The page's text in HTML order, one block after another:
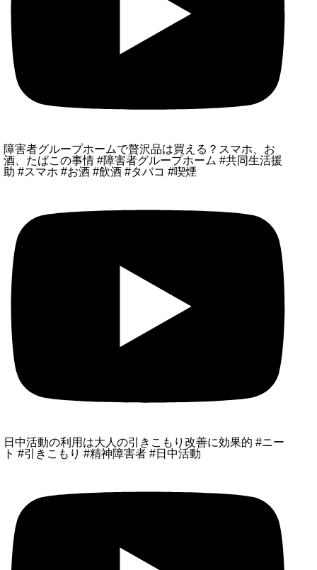
障害者グループホームで贅沢品は買える？スマホ、お
酒、たばこの事情 #障害者グループホーム #共同生活援
助 #スマホ #お酒 #飲酒 #タバコ #喫煙
日中活動の利用は大人の引きこもり改善に効果的 #ニー
ト #引きこもり #精神障害者 #日中活動